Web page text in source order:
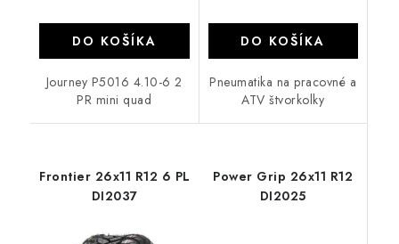
DO KOŠÍKA
Journey P5016 4.10-6 2
PR mini quad
DO KOŠÍKA
Pneumatika na pracovné a
ATV štvorkolky
Frontier 26x11 R12 6 PL
DI2037
Power Grip 26x11 R12
DI2025